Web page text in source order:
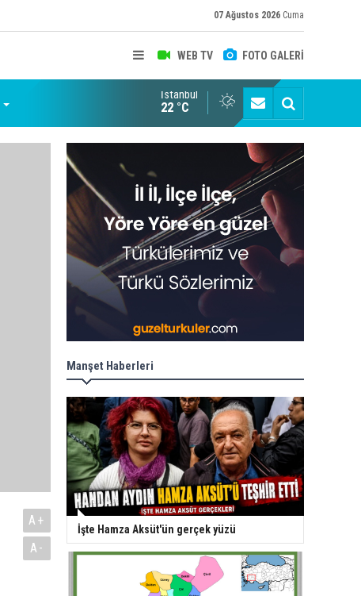
07 Ağustos 2026 Cuma
WEB TV FOTO GALERİ
İstanbul
22 °C
A+
A-
Manşet Haberleri
İşte Hamza Aksüt'ün gerçek yüzü